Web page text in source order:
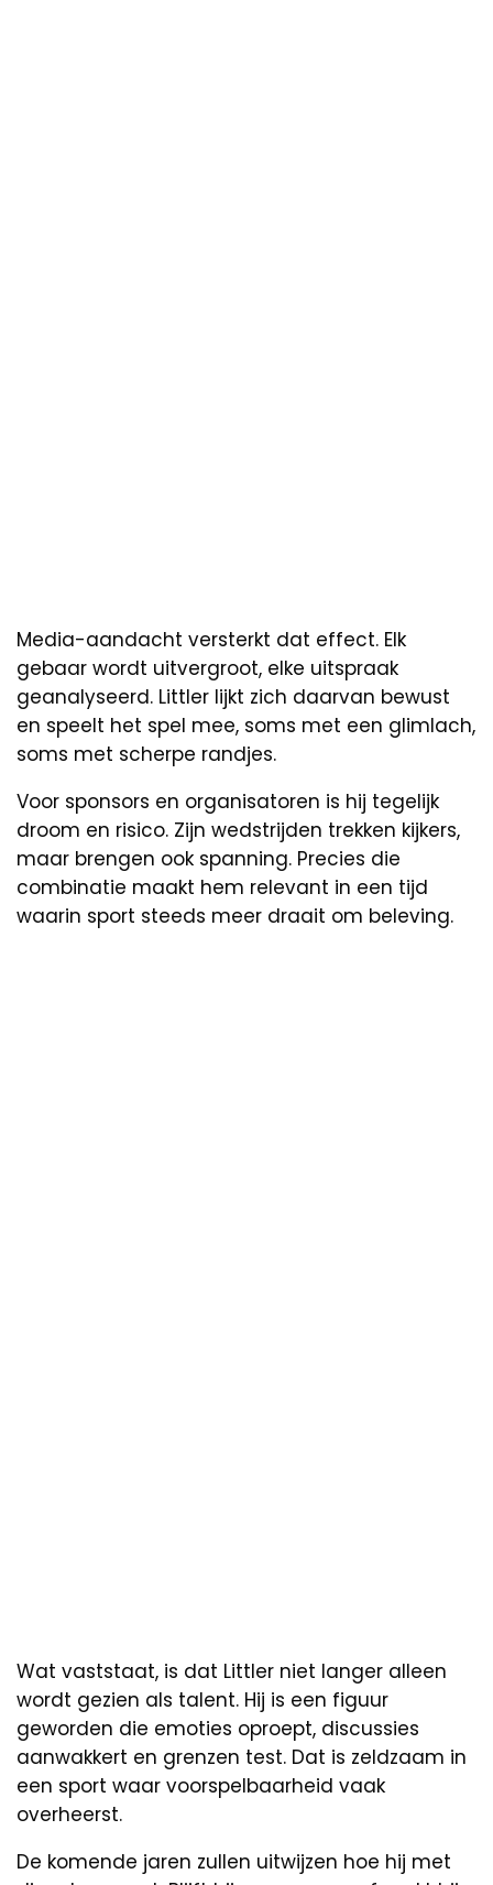
Media-aandacht versterkt dat effect. Elk
gebaar wordt uitvergroot, elke uitspraak
geanalyseerd. Littler lijkt zich daarvan bewust
en speelt het spel mee, soms met een glimlach,
soms met scherpe randjes.
Voor sponsors en organisatoren is hij tegelijk
droom en risico. Zijn wedstrijden trekken kijkers,
maar brengen ook spanning. Precies die
combinatie maakt hem relevant in een tijd
waarin sport steeds meer draait om beleving.
Wat vaststaat, is dat Littler niet langer alleen
wordt gezien als talent. Hij is een figuur
geworden die emoties oproept, discussies
aanwakkert en grenzen test. Dat is zeldzaam in
een sport waar voorspelbaarheid vaak
overheerst.
De komende jaren zullen uitwijzen hoe hij met